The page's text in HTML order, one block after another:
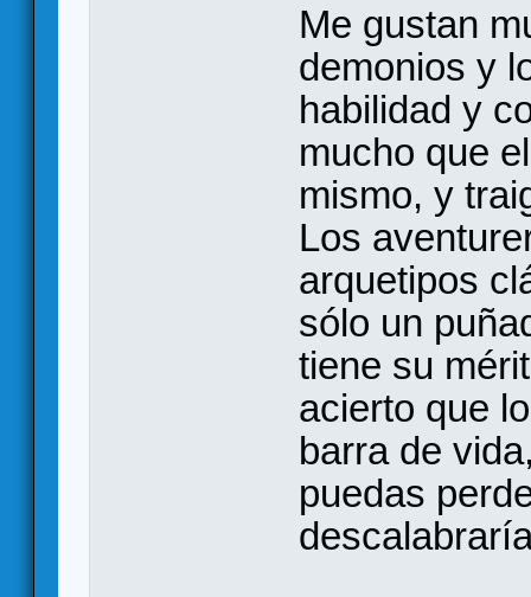
Me gustan
demonios y
habilidad y
mucho que
mismo, y
Los
arquetipos
sólo un
tiene su
acierto que
barra de
puedas